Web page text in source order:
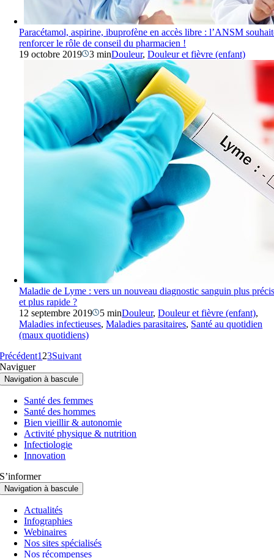
Paracétamol, aspirine, ibuprofène en accès libre : l’ANSM
renforcer le rôle de conseil du pharmacien !
19 octobre 2019
3 minDouleur,Douleur et fièvre (enfant)
Maladie de Lyme : vers un nouveau diagnostic sanguin plus
et plus rapide ?
12 septembre 2019
5 minDouleur,Douleur et fièvre (enfant),
Maladies infectieuses,Maladies parasitaires, Santé au quotidien
(maux quotidiens)
Précédent1 23Suivant
Naviguer
Navigation à bascule
Santé des femmes
Santé des hommes
Bien vieillir & autonomie
Activité physique & nutrition
Infectiologie
Innovation
S’informer
Navigation à bascule
Actualités
Infographies
Webinaires
Nos sites spécialisés
Nos récompenses